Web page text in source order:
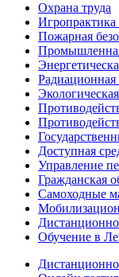
Охрана труда
Игропрактика
Пожарная
Радиационная
Доступная
Управление
Гражданская
Самоходные
Обучение в